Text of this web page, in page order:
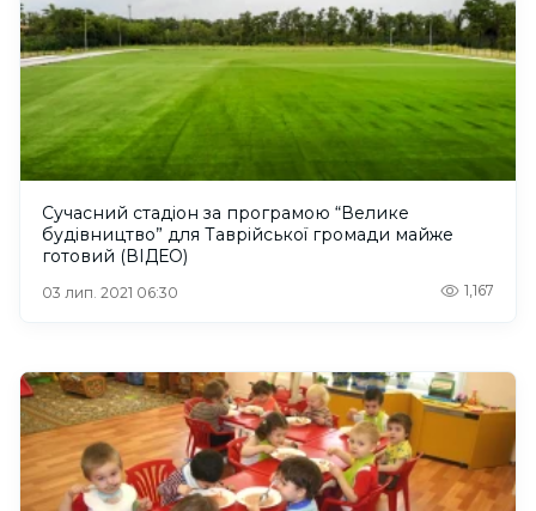
Сучасний стадіон за програмою “Велике
будівництво” для Таврійської громади майже
готовий (ВІДЕО)
03 лип. 2021 06:30 1,167